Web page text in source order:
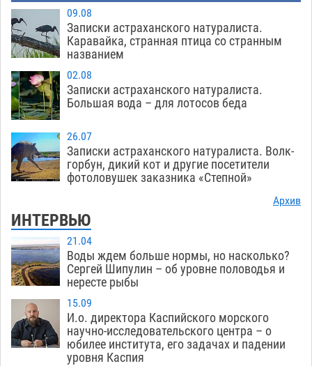
09.08
Записки астраханского натуралиста.
Каравайка, странная птица со странным
названием
02.08
Записки астраханского натуралиста.
Большая вода – для лотосов беда
26.07
Записки астраханского натуралиста. Волк-
горбун, дикий кот и другие посетители
фотоловушек заказника «Степной»
Архив
ИНТЕРВЬЮ
21.04
Воды ждем больше нормы, но насколько?
Сергей Шипулин – об уровне половодья и
нересте рыбы
15.09
И.о. директора Каспийского морского
научно-исследовательского центра – о
юбилее института, его задачах и падении
уровня Каспия